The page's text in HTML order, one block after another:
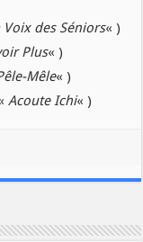
Voix des Séniors« )
Plus« )
Mêle« )
Acoute Ichi« )